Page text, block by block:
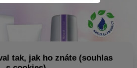
tak, jak ho znáte (souhlas